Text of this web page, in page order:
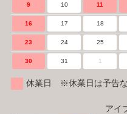
9 10 11
16 17 18
23 24 25
30 31 1
休業日 ※休業日は予告な
アイ